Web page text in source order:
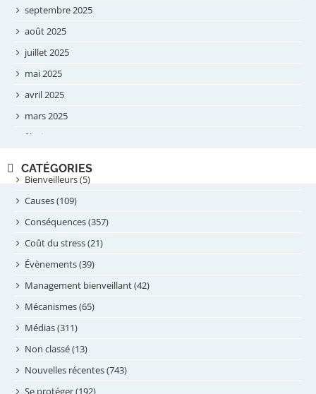
septembre 2025
août 2025
juillet 2025
mai 2025
avril 2025
mars 2025
février 2025
septembre 2024
août 2024
juillet 2024
juin 2024
mai 2024
avril 2024
février 2024
janvier 2024
novembre 2023
octobre 2023
septembre 2023
CATÉGORIES
Bienveilleurs (5)
Causes (109)
Conséquences (357)
Coût du stress (21)
Évènements (39)
Management bienveillant (42)
Mécanismes (65)
Médias (311)
Non classé (13)
Nouvelles récentes (743)
Se protéger (192)